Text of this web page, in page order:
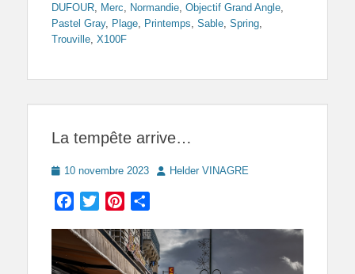
DUFOUR Merc Normandie Objectif Grand Angle
Pastel Gray, Plage Printemps Sable Spring
Trouville X100F
La tempête arrive…
Posted
10 novembre 2023 AuthorHelder VINAGRE
Facebook
TwitterPinterest